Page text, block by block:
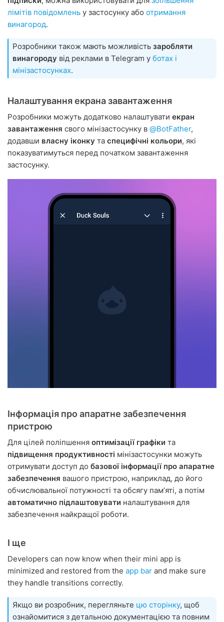
лімітів повідомлень у застосунку або отримання
винагород.
Розробники також мають можливість заробляти
винагороду від реклами в Telegram у ботах і
мінізастосунках.
Налаштування екрана завантаження
Розробники можуть додатково налаштувати екран
завантаження свого мінізастосунку в @BotFather,
додавши власну іконку та специфічні кольори, які
показуватимуться перед початком завантаження
застосунку.
Інформація про апаратне забезпечення
пристрою
Для цілей поліпшення оптимізації графіки та
підвищення продуктивності мінізастосунки можуть
отримувати доступ до базової інформації про апаратне
забезпечення вашого пристрою, наприклад, до його
обчислювальної потужності та обсягу памʼяті, а потім
автоматично підлаштовувати налаштування для
забезпечення найкращої роботи.
І ще
Developers can now know when their mini app is
minimized and restored from the app bar and make sure
they handle transitions correctly.
Якщо ви розробник, перегляньте цю сторінку, щоб
ознайомитися з детальною документацією та повним